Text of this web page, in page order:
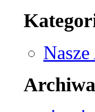
Archiwa